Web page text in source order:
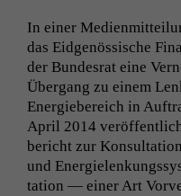
In ein­er
das Eid­genös­sis­che
der Bun­desrat eine
Über­gang zu einem
Energiebere­ich in
April 2014
bericht zur
und
ta­tion — ein­er Art